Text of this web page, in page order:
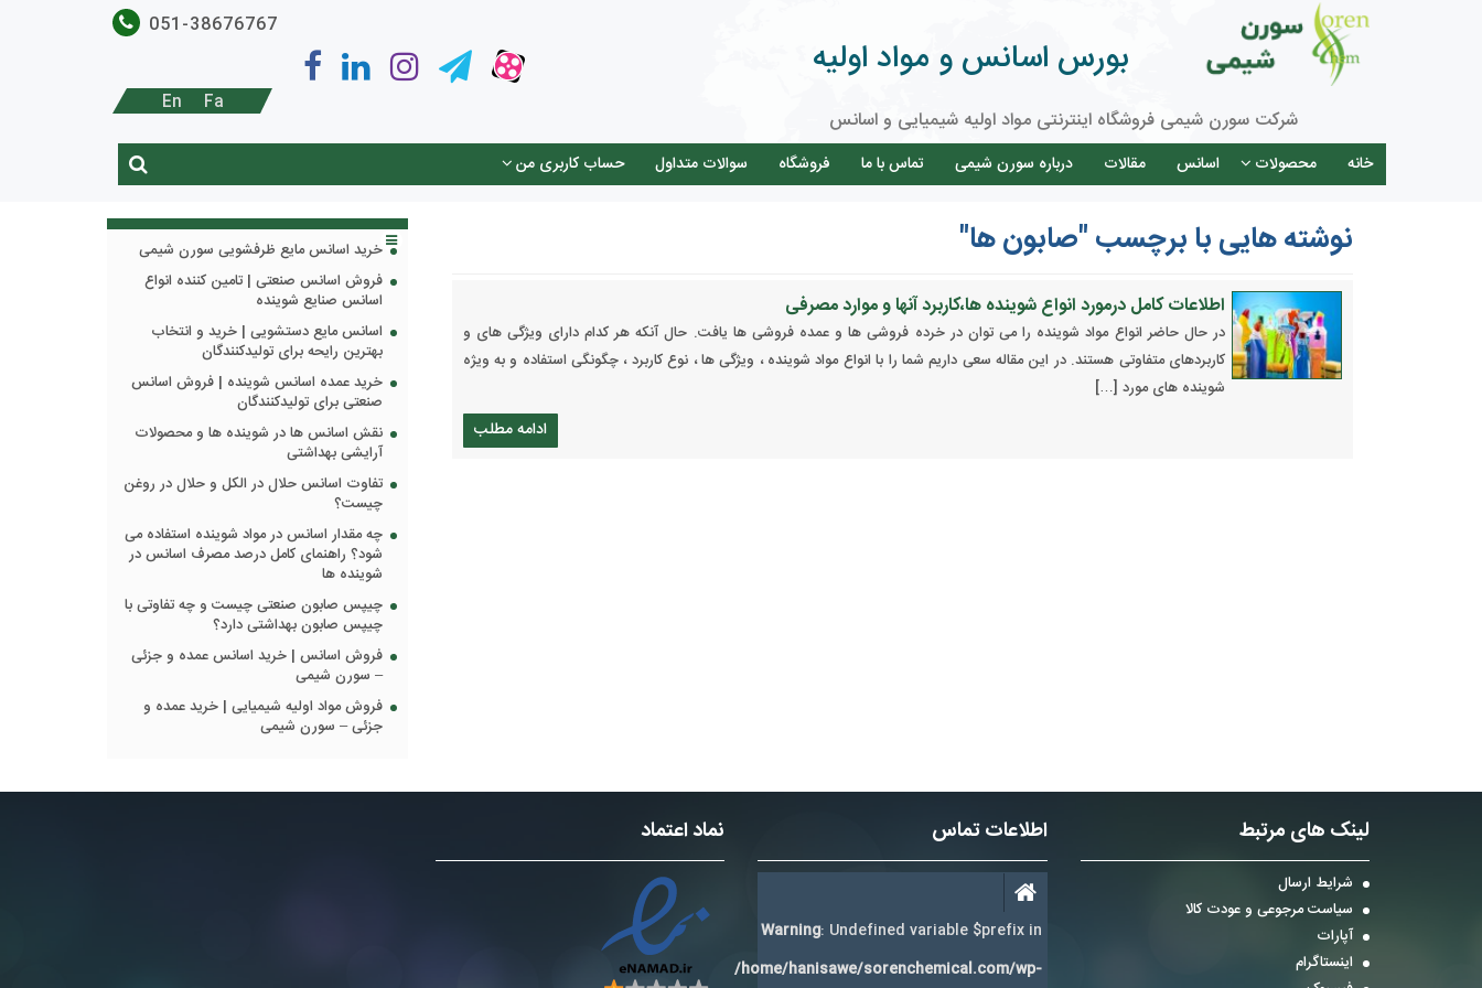
بورس اسانس و مواد اولیه
شرکت سورن شیمی فروشگاه اینترنتی مواد اولیه شیمیایی و اسانس
051-38676767
Fa
En
خانه محصولات اسانس مقالات درباره سورن شیمی تماس با ما فروشگاه سوالات متداول حساب کاربری من
نوشته هایی با برچسب "صابون ها"
اطلاعات کامل درمورد انواع شوینده ها،کاربرد آنها و موارد مصرفی
در حال حاضر انواع مواد شوینده را می توان در خرده فروشی ها و عمده فروشی ها یافت. حال آنکه هر کدام دارای ویژگی های و
کاربردهای متفاوتی هستند. در این مقاله سعی داریم شما را با انواع مواد شوینده ، ویژگی ها ، نوع کاربرد ، چگونگی استفاده و به ویژه
شوینده های مورد […]
ادامه مطلب
خرید اسانس مایع ظرفشویی سورن شیمی
فروش اسانس صنعتی | تامین کننده انواع
اسانس صنایع شوینده
اسانس مایع دستشویی | خرید و انتخاب
بهترین رایحه برای تولیدکنندگان
خرید عمده اسانس شوینده | فروش اسانس
صنعتی برای تولیدکنندگان
نقش اسانس ها در شوینده ها و محصولات
آرایشی بهداشتی
تفاوت اسانس حلال در الکل و حلال در روغن
چیست؟
چه مقدار اسانس در مواد شوینده استفاده می
شود؟ راهنمای کامل درصد مصرف اسانس در
شوینده ها
چیپس صابون صنعتی چیست و چه تفاوتی با
چیپس صابون بهداشتی دارد؟
فروش اسانس | خرید اسانس عمده و جزئی
– سورن شیمی
فروش مواد اولیه شیمیایی | خرید عمده و
جزئی – سورن شیمی
لینک های مرتبط
شرایط ارسال
سیاست مرجوعی و عودت کالا
آپارات
اینستاگرام
اطلاعات تماس
Warning: Undefined variable $prefix in
/home/hanisawe/sorenchemical.com/wp-
نماد اعتماد